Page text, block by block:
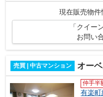
現在販売物件
「クイー
お問い
売買 | 中古マンション オー
仲手半
有楽町